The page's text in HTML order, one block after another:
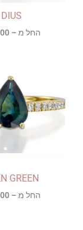
DIUS
החל מ –
GREEN
החל מ –